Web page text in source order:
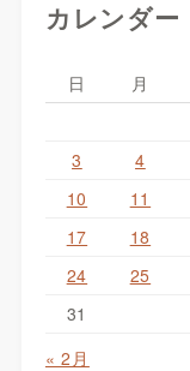
カレンダー
日
月
3
4
10
11
17
18
24
25
31
« 2月